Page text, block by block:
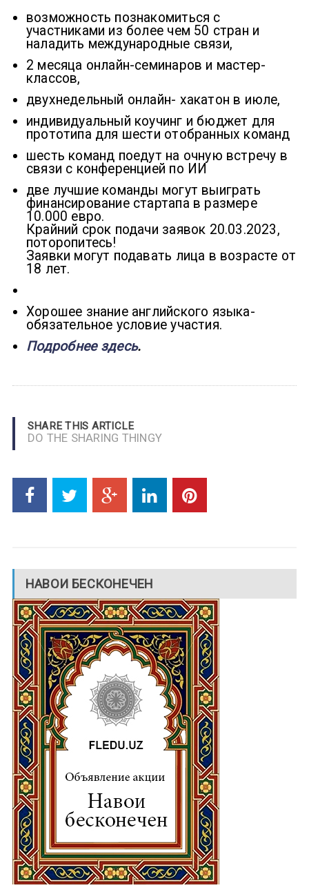
возможность познакомиться с
участниками из более чем 50 стран и
наладить международные связи,
2 месяца онлайн-семинаров и мастер-
классов,
двухнедельный онлайн- хакатон в июле,
индивидуальный коучинг и бюджет для
прототипа для шести отобранных команд
шесть команд поедут на очную встречу в
связи с конференцией по ИИ
две лучшие команды могут выиграть
финансирование стартапа в размере
10.000 евро.
Крайний срок подачи заявок 20.03.2023,
поторопитесь!
Заявки могут подавать лица в возрасте от
18 лет.
Хорошее знание английского языка-
обязательное условие участия.
Подробнее здесь.
SHARE THIS ARTICLE
DO THE SHARING THINGY
НАВОИ БЕСКОНЕЧЕН